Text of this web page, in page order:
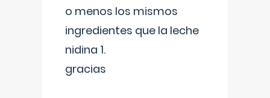
o menos los mismos
ingredientes que la leche
nidina 1.
gracias